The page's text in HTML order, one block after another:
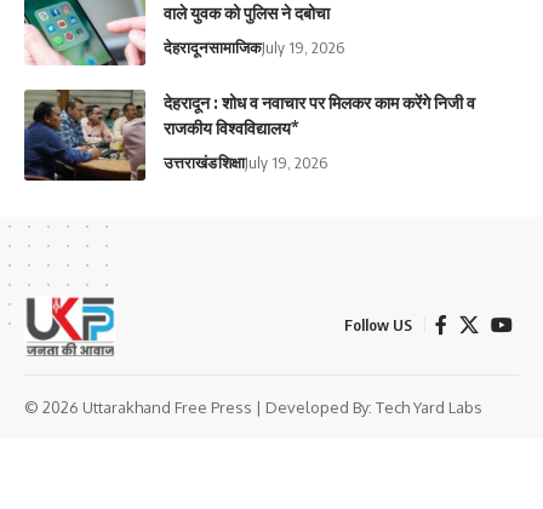
वाले युवक को पुलिस ने दबोचा
देहरादूनसामाजिकJuly 19, 2026
देहरादून : शोध व नवाचार पर मिलकर काम करेंगे निजी व
राजकीय विश्वविद्यालय*
उत्तराखंडशिक्षाJuly 19, 2026
Follow US
© 2026 Uttarakhand Free Press | Developed By: Tech Yard Labs